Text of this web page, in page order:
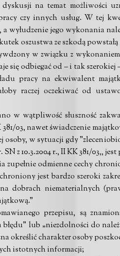
dyskusji na temat możliwości
czy innych usług. W tej
wyłudzenie jego wykonania
oszustwa ze szkodą
w związku z
się odbiegać od – i tak
pracy na ekwiwalent
raczej oczekiwać od
w wątpliwość słuszność
381/03, nawet świadczenie
osoby, w sytuacji gdy
z 10.3.2004 r., II KK 381/03,,
zupełnie odmienne cechy
jest bardzo szeroki
dobrach niematerialnych
przepisu, są
lub „niezdolności do
określić charakter osoby
istotnych informacji;